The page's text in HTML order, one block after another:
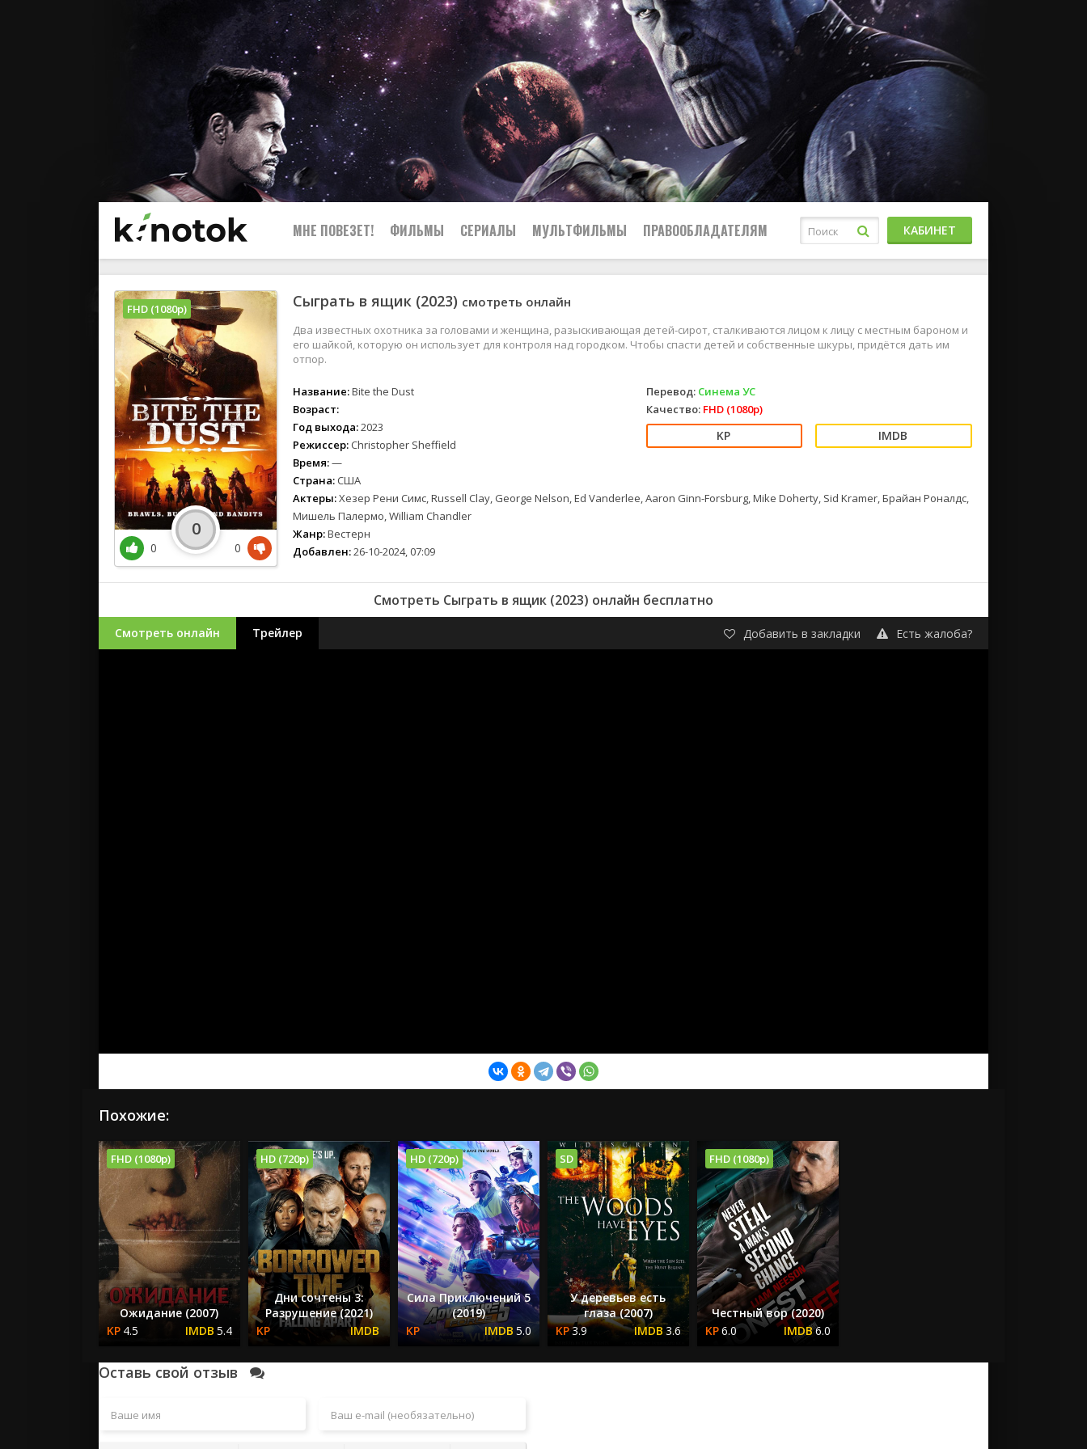
МНЕ ПОВЕЗЕТ! ФИЛЬМЫ СЕРИАЛЫ МУЛЬТФИЛЬМЫ ПРАВООБЛАДАТЕЛЯМ КАБИНЕТ
Сыграть в ящик (2023) смотреть онлайн
Два известных охотника за головами и женщина, разыскивающая детей-сирот, сталкиваются лицом к лицу с местным бароном и
его шайкой, которую он использует для контроля над городком. Чтобы спасти детей и собственные шкуры, придётся дать им
отпор.
Название:Bite the Dust
Возраст:
Год выхода:2023
Режиссер: Christopher Sheffield
Время:—
Страна: США
Перевод: Синема УС
Качество: FHD (1080p)
Актеры:Хезер Рени Симс, Russell Clay, George Nelson, Ed Vanderlee, Aaron Ginn-Forsburg, Mike Doherty, Sid Kramer, Брайан Роналдс,
Мишель Палермо, William Chandler
Жанр:Вестерн
Добавлен:26-10-2024, 07:09
FHD (1080p)
0
0
0
Смотреть Сыграть в ящик (2023) онлайн бесплатно
Смотреть онлайн Трейлер Добавить в закладки Есть жалоба?
Похожие:
FHD (1080p)
Ожидание (2007)
4.5
5.4
HD (720p)
Дни сочтены 3:
Разрушение (2021)
HD (720p)
Сила Приключений 5
(2019)
5.0
SD
У деревьев есть
глаза (2007)
3.9
3.6
FHD (1080p)
Честный вор (2020)
6.0
6.0
Оставь свой отзыв